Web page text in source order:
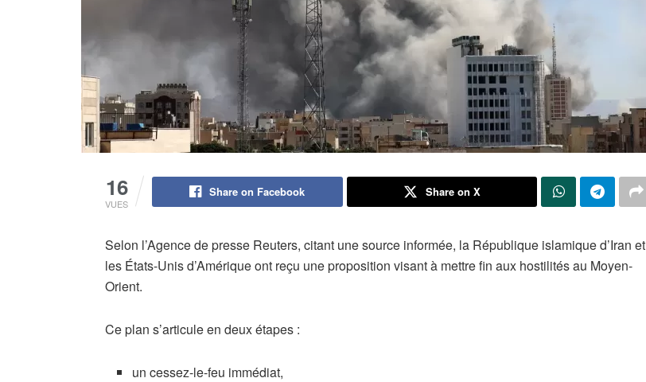
16
VUES
Share on Facebook Share on X
Selon l’Agence de presse Reuters, citant une source informée, la République islamique d’Iran et
les États-Unis d’Amérique ont reçu une proposition visant à mettre fin aux hostilités au Moyen-
Orient.
Ce plan s’articule en deux étapes :
un cessez-le-feu immédiat,